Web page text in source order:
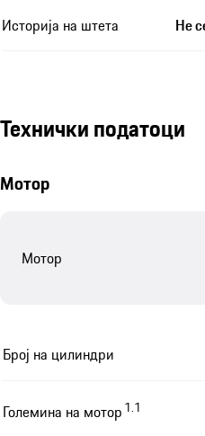
Историја на штета Не
Технички податоци
Мотор
Мотор
Број на цилиндри
Големина на мотор 1.1